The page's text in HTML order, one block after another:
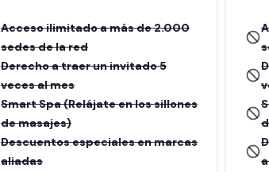
Acceso ilimitado a más de 2.000
sedes de la red
Derecho a traer un invitado 5
veces al mes
Smart Spa (Relájate en los sillones
de masajes)
Descuentos especiales en marcas
aliadas